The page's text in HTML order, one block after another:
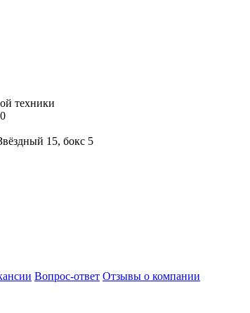
техники
15, бокс 5
Вопрос-ответ Отзывы о компании